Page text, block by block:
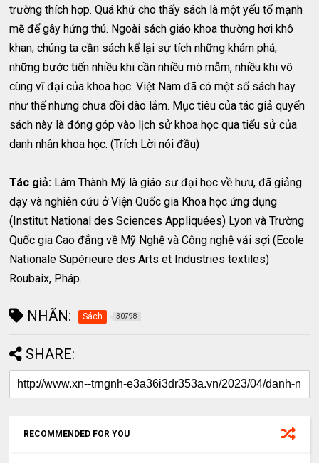
trường thích hợp. Quá khứ cho thấy sách là một yếu tố mạnh
mẽ để gây hứng thú. Ngoài sách giáo khoa thường hơi khô
khan, chúng ta cần sách kể lại sự tích những khám phá,
những bước tiến nhiều khi cần nhiều mò mẫm, nhiều khi vô
cùng vĩ đại của khoa học. Việt Nam đã có một số sách hay
như thế nhưng chưa dồi dào lắm. Mục tiêu của tác giả quyển
sách này là đóng góp vào lịch sử khoa học qua tiểu sử của
danh nhân khoa học. (Trích Lời nói đầu)
Tác giả: Lâm Thành Mỹ là giáo sư đại học về hưu, đã giảng
dạy và nghiên cứu ở Viện Quốc gia Khoa học ứng dụng
(Institut National des Sciences Appliquées) Lyon và Trường
Quốc gia Cao đẳng về Mỹ Nghệ và Công nghệ vải sợi (Ecole
Nationale Supérieure des Arts et Industries textiles)
Roubaix, Pháp.
NHÃN: Sách 30798
SHARE:
RECOMMENDED FOR YOU